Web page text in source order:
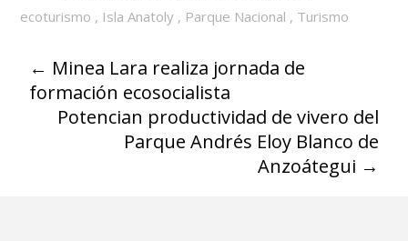
ecoturismo , Isla Anatoly , Parque Nacional , Turismo
← Minea Lara realiza jornada de
formación ecosocialista
Potencian productividad de vivero del
Parque Andrés Eloy Blanco de
Anzoátegui →